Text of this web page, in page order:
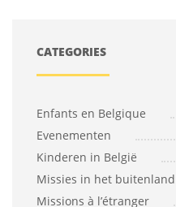
CATEGORIES
Enfants en Belgique
Evenementen
Kinderen in België
Missies in het buitenland
Missions à l’étranger